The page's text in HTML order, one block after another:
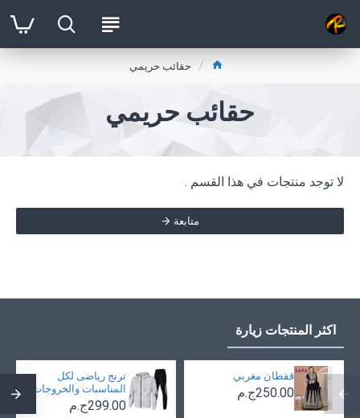
حقائب حريمي
حقائب حريمي
لا توجد منتجات في هذا القسم .
متابعة
اكثر المنتجات زيارة
قفطان مغربي
250.00ج.م
ترنج رياضى لكل
المناسبات والخروجات
299.00ج.م